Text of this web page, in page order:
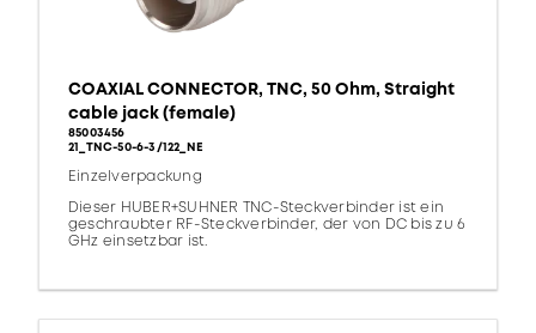
COAXIAL CONNECTOR, TNC, 50 Ohm, Straight
cable jack (female)
85003456
21_TNC-50-6-3/122_NE
Einzelverpackung
Dieser HUBER+SUHNER TNC-Steckverbinder ist ein
geschraubter RF-Steckverbinder, der von DC bis zu 6
GHz einsetzbar ist.